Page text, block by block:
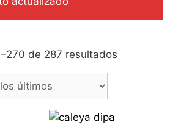
de 287 resultados